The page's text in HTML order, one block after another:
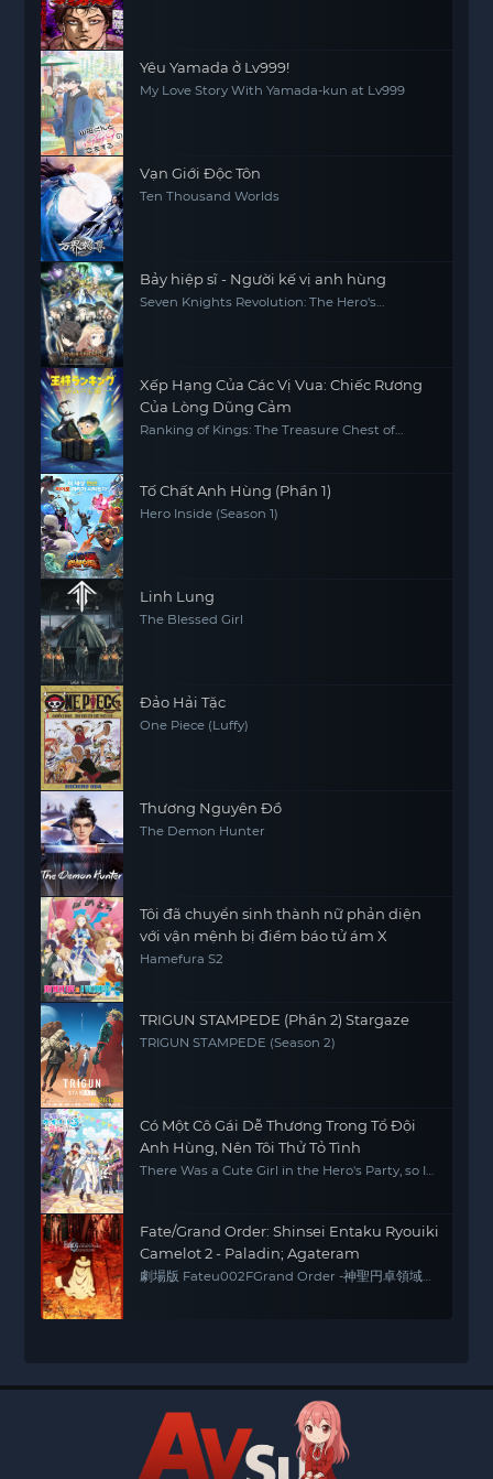
Yêu Yamada ở Lv999!
My Love Story With Yamada-kun at Lv999
Vạn Giới Độc Tôn
Ten Thousand Worlds
Bảy hiệp sĩ - Người kế vị anh hùng
Seven Knights Revolution: The Hero's
Xếp Hạng Của Các Vị Vua: Chiếc Rương
Của Lòng Dũng Cảm
Ranking of Kings: The Treasure Chest of
Tố Chất Anh Hùng (Phần 1)
Hero Inside (Season 1)
Linh Lung
The Blessed Girl
Đảo Hải Tặc
One Piece (Luffy)
Thương Nguyên Đồ
The Demon Hunter
Tôi đã chuyển sinh thành nữ phản diện
với vận mệnh bị điềm báo tử ám X
Hamefura S2
TRIGUN STAMPEDE (Phần 2) Stargaze
TRIGUN STAMPEDE (Season 2)
Có Một Cô Gái Dễ Thương Trong Tổ Đội
Anh Hùng, Nên Tôi Thử Tỏ Tình
There Was a Cute Girl in the Hero's Party, so I
Fate/Grand Order: Shinsei Entaku Ryouiki
Camelot 2 - Paladin; Agateram
劇場版 Fateu002FGrand Order -神聖円卓領域